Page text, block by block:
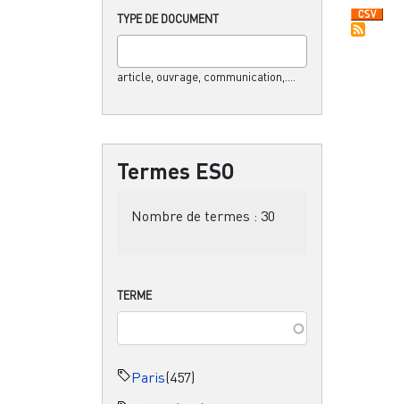
TYPE DE DOCUMENT
article, ouvrage, communication,....
Termes ESO
Nombre de termes : 30
TERME
Paris(457)